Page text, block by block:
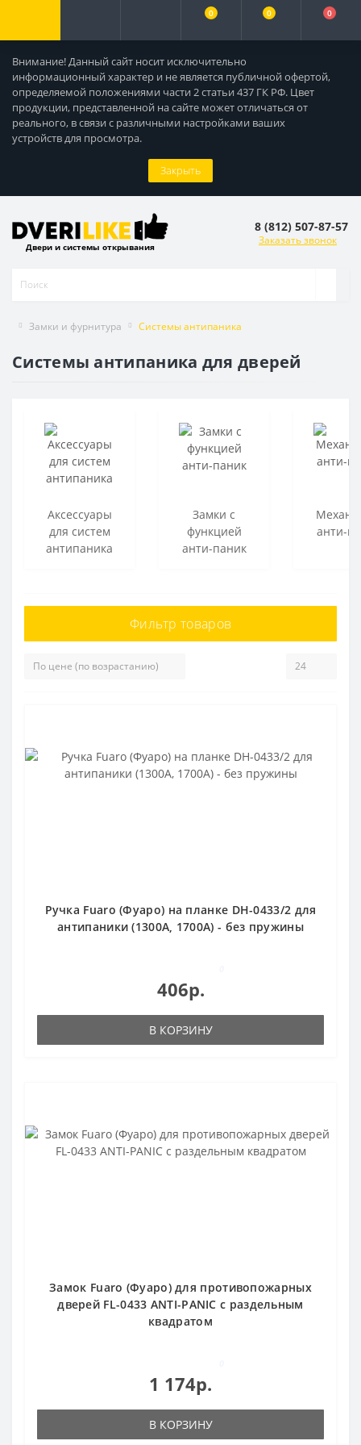
Внимание! Данный сайт носит исключительно
информационный характер и не является публичной офертой,
определяемой положениями части 2 статьи 437 ГК РФ. Цвет
продукции, представленной на сайте может отличаться от
реального, в связи с различными настройками ваших
устройств для просмотра.
Закрыть
0 0 0
Двери и системы открывания
8 (812) 507-87-57
Заказать звонок
Замки и фурнитура Системы антипаника
Системы антипаника для дверей
Аксессуары
для систем
антипаника
Замки с
функцией
анти-паник
анти-
Фильтр товаров
Ручка Fuaro (Фуаро) на планке DH-0433/2 для
антипаники (1300А, 1700A) - без пружины
406р.
В КОРЗИНУ
Замок Fuaro (Фуаро) для противопожарных
дверей FL-0433 ANTI-PANIC с раздельным
квадратом
1 174р.
В КОРЗИНУ